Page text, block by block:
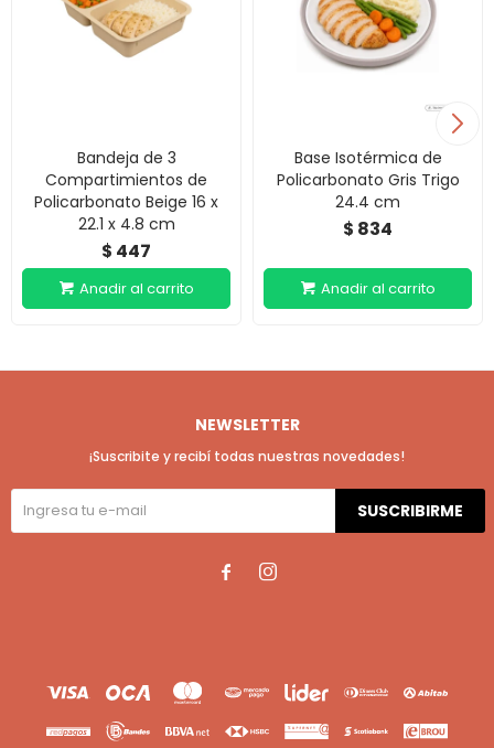
Bandeja de 3
Compartimientos de
Policarbonato Beige 16 x
22.1 x 4.8 cm
$ 447
Base Isotérmica de
Policarbonato Gris Trigo
24.4 cm
$ 834
NEWSLETTER
¡Suscribite y recibí todas nuestras novedades!
SUSCRIBIRME
 